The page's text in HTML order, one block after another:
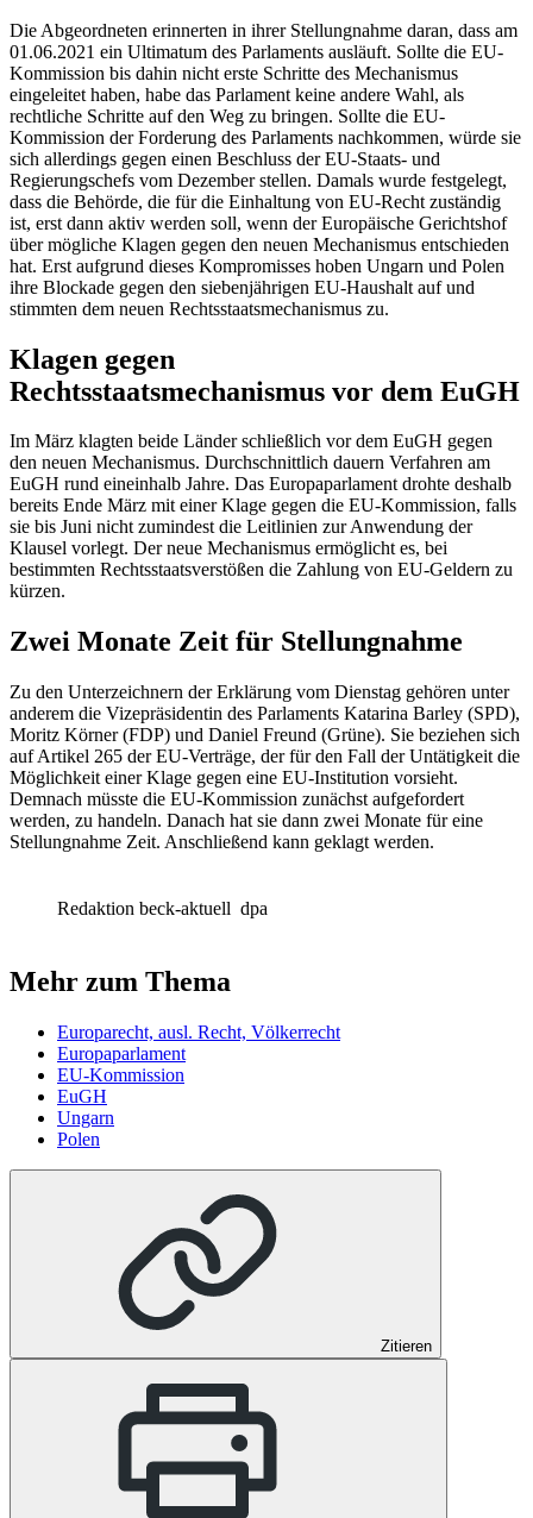
Die Abgeordneten erinnerten in ihrer Stellungnahme daran, dass am
01.06.2021 ein Ultimatum des Parlaments ausläuft. Sollte die EU-
Kommission bis dahin nicht erste Schritte des Mechanismus
eingeleitet haben, habe das Parlament keine andere Wahl, als
rechtliche Schritte auf den Weg zu bringen. Sollte die EU-
Kommission der Forderung des Parlaments nachkommen, würde sie
sich allerdings gegen einen Beschluss der EU-Staats- und
Regierungschefs vom Dezember stellen. Damals wurde festgelegt,
dass die Behörde, die für die Einhaltung von EU-Recht zuständig
ist, erst dann aktiv werden soll, wenn der Europäische Gerichtshof
über mögliche Klagen gegen den neuen Mechanismus entschieden
hat. Erst aufgrund dieses Kompromisses hoben Ungarn und Polen
ihre Blockade gegen den siebenjährigen EU-Haushalt auf und
stimmten dem neuen Rechtsstaatsmechanismus zu.
Klagen gegen
Rechtsstaatsmechanismus vor dem EuGH
Im März klagten beide Länder schließlich vor dem EuGH gegen
den neuen Mechanismus. Durchschnittlich dauern Verfahren am
EuGH rund eineinhalb Jahre. Das Europaparlament drohte deshalb
bereits Ende März mit einer Klage gegen die EU-Kommission, falls
sie bis Juni nicht zumindest die Leitlinien zur Anwendung der
Klausel vorlegt. Der neue Mechanismus ermöglicht es, bei
bestimmten Rechtsstaatsverstößen die Zahlung von EU-Geldern zu
kürzen.
Zwei Monate Zeit für Stellungnahme
Zu den Unterzeichnern der Erklärung vom Dienstag gehören unter
anderem die Vizepräsidentin des Parlaments Katarina Barley (SPD),
Moritz Körner (FDP) und Daniel Freund (Grüne). Sie beziehen sich
aufArtikel 265 der EU-Verträge, der für den Fall der Untätigkeit die
Möglichkeit einer Klage gegen eine EU-Institution vorsieht.
Demnach müsste die EU-Kommission zunächst aufgefordert
werden, zu handeln. Danach hat sie dann zwei Monate für eine
Stellungnahme Zeit. Anschließend kann geklagt werden.
Redaktion beck-aktuell dpa
Mehr zum Thema
Europarecht, ausl. Recht, Völkerrecht
Europaparlament
EU-Kommission
EuGH
Ungarn
Polen
Zitieren